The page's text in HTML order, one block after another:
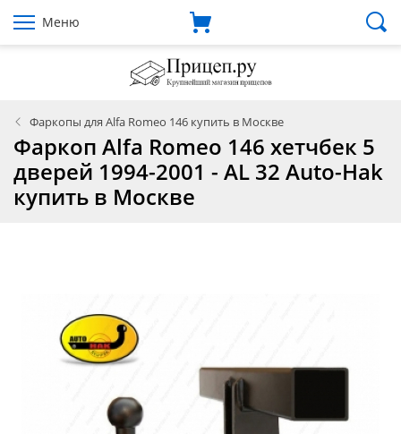
Меню
Фаркопы для Alfa Romeo 146 купить в Москве
Фаркоп Alfa Romeo 146 хетчбек 5
дверей 1994-2001 - AL 32 Auto-Hak
купить в Москве